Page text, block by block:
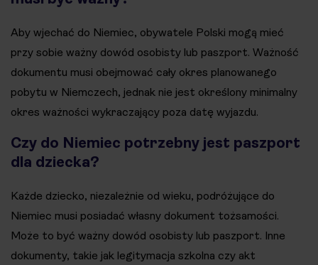
Aby wjechać do Niemiec, obywatele Polski mogą mieć
przy sobie ważny dowód osobisty lub paszport. Ważność
dokumentu musi obejmować cały okres planowanego
pobytu w Niemczech, jednak nie jest określony minimalny
okres ważności wykraczający poza datę wyjazdu.
Czy do Niemiec potrzebny jest paszport
dla dziecka?
Każde dziecko, niezależnie od wieku, podróżujące do
Niemiec musi posiadać własny dokument tożsamości.
Może to być ważny dowód osobisty lub paszport. Inne
dokumenty, takie jak legitymacja szkolna czy akt